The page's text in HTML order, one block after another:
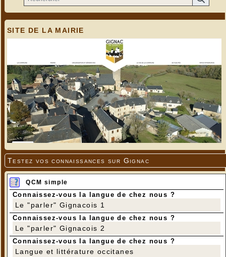
SITE DE LA MAIRIE
Testez vos connaissances sur Gignac
QCM simple
Connaissez-vous la langue de chez nous ?
Le "parler" Gignacois 1
Connaissez-vous la langue de chez nous ?
Le "parler" Gignacois 2
Connaissez-vous la langue de chez nous ?
Langue et littérature occitanes